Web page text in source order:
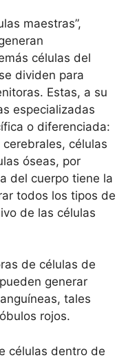
maestras”,
células del
dividen para
Estas, a su
especializadas
o diferenciada:
células
óseas, por
del cuerpo tiene la
todos los tipos de
de las células
de células de
generar
tales
rojos.
células dentro de